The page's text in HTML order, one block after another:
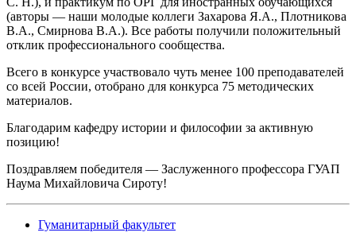
(авторы — наши молодые коллеги Захарова Я.А., Плотникова
В.А., Смирнова В.А.). Все работы получили положительный
отклик профессионального сообщества.
Всего в конкурсе участвовало чуть менее 100 преподавателей
со всей России, отобрано для конкурса 75 методических
материалов.
Благодарим кафедру истории и философии за активную
позицию!
Поздравляем победителя — Заслуженного профессора ГУАП
Наума Михайловича Сироту!
Гуманитарный факультет